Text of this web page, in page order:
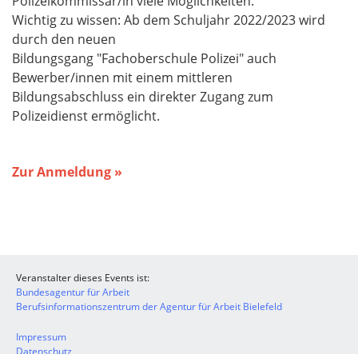
Wichtig zu wissen: Ab dem Schuljahr 2022/2023 wird
durch den neuen
Bildungsgang "Fachoberschule Polizei" auch
Bewerber/innen mit einem mittleren
Bildungsabschluss ein direkter Zugang zum
Polizeidienst ermöglicht.
Zur Anmeldung »
Veranstalter dieses Events ist:
Bundesagentur für Arbeit
Berufsinformationszentrum der Agentur für Arbeit Bielefeld
Impressum
Datenschutz